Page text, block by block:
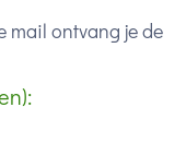
mail ontvang je de